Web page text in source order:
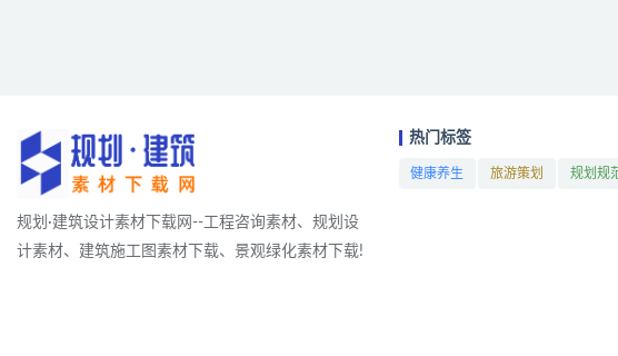
规划·建筑设计素材下载网--工程咨询素材、规划设
计素材、建筑施工图素材下载、景观绿化素材下载!
热门标签
健康养生 旅游策划 规划规